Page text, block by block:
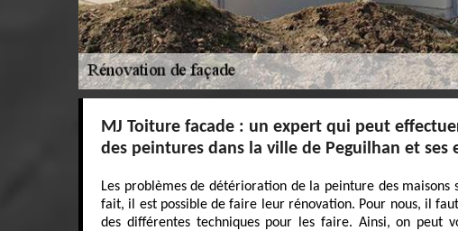
MJ Toiture facade : un expert qui peut
des peintures dans la ville de Peguilhan et ses
Les problèmes de détérioration de la peinture des maisons
fait, il est possible de faire leur rénovation. Pour nous, il
des différentes techniques pour les faire. Ainsi, on peut